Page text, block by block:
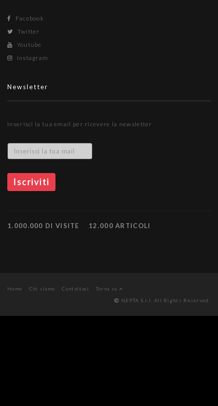
Facebook
Twitter
Youtube
Instagram
Newsletter
Inserisci la tua email per ricevere la newsletter
1.000.000 DI VISITE 12.000 ARTICOLI
Home Chi siamo Contattaci
Torna su
NEPTA S.r.l. All Rights Reserved.